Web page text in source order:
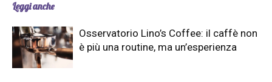
Leggi anche
Osservatorio Lino’s Coffee: il caffè non
è più una routine, ma un’esperienza